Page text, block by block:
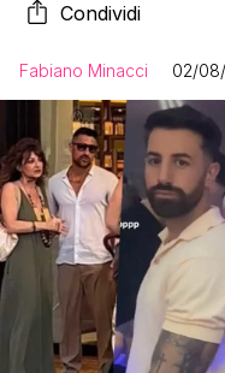
Condividi
Fabiano Minacci 02/